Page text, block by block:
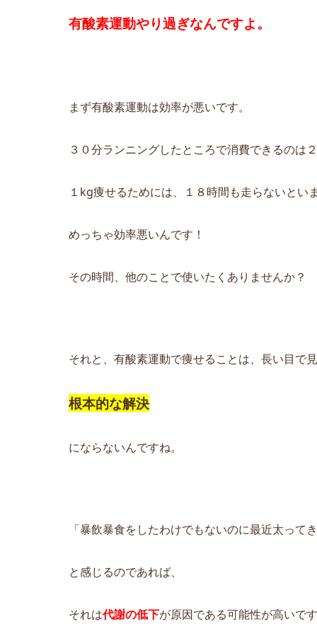
有酸素運動やり過ぎなんですよ。
まず有酸素運動は効率が悪いです。
３０分ランニングしたところで消費できるのは
１kg痩せるためには、１８時間も走らないといま
めっちゃ効率悪いんです！
その時間、他のことで使いたくありませんか？
それと、有酸素運動で痩せることは、長い目で
根本的な解決
にならないんですね。
「暴飲暴食をしたわけでもないのに最近太ってき
と感じるのであれば、
それは代謝の低下が原因である可能性が高いです